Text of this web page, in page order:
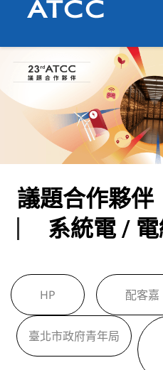
議題合作夥伴
系統電 /
HP 配客嘉
臺北市政府青年局